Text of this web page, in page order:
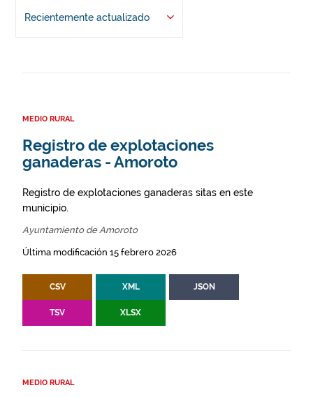
Recientemente actualizado
MEDIO RURAL
Registro de explotaciones
ganaderas - Amoroto
Registro de explotaciones ganaderas sitas en este
municipio.
Ayuntamiento de Amoroto
Última modificación 15 febrero 2026
CSV XML JSON
TSV XLSX
MEDIO RURAL